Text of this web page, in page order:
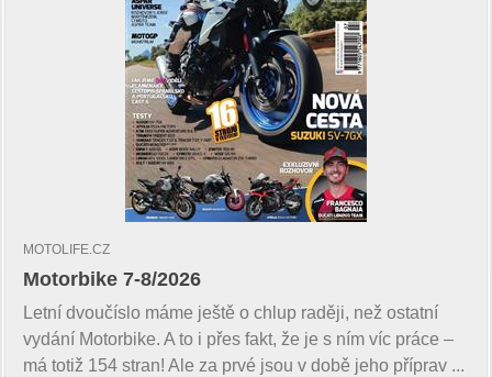
MOTOLIFE.CZ
Motorbike 7-8/2026
Letní dvoučíslo máme ještě o chlup raději, než ostatní
vydání Motorbike. A to i přes fakt, že je s ním víc práce –
má totiž 154 stran! Ale za prvé jsou v době jeho příprav ...